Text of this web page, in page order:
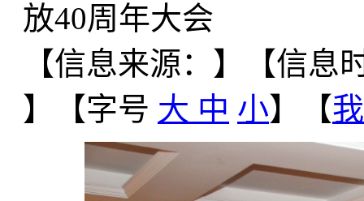
放40周年大会
【信息来源： 】
【信息
】【字号 大 中 小】【